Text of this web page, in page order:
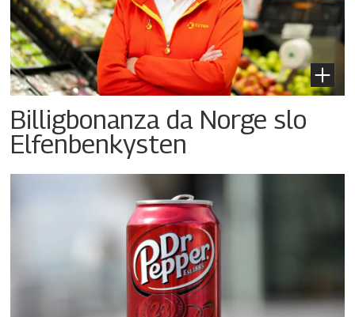
Billigbonanza da Norge slo
Elfenbenkysten